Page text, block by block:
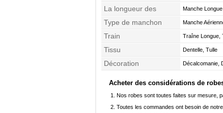
La longueur des
manches
Manche Longue
Type de manchon Manche
Train Traîne Longue,
Tissu Dentelle, Tulle
Décoration Décalcomanie,
Acheter des considérations de
Nos robes sont toutes faites sur mesure,
Toutes les commandes ont besoin de